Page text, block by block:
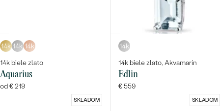
14k 14k 14k
14k biele zlato
Aquarius
od € 219
SKLADOM
14k
14k biele zlato, Akvamarín
Edlin
€ 559
SKLADOM